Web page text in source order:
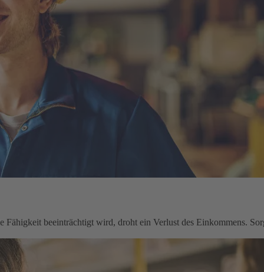
beeinträchtigt wird, droht ein Verlust des Einkommens.